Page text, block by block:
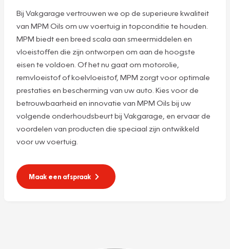
Bij Vakgarage vertrouwen we op de superieure kwaliteit
van MPM Oils om uw voertuig in topconditie te houden.
MPM biedt een breed scala aan smeermiddelen en
vloeistoffen die zijn ontworpen om aan de hoogste
eisen te voldoen. Of het nu gaat om motorolie,
remvloeistof of koelvloeistof, MPM zorgt voor optimale
prestaties en bescherming van uw auto. Kies voor de
betrouwbaarheid en innovatie van MPM Oils bij uw
volgende onderhoudsbeurt bij Vakgarage, en ervaar de
voordelen van producten die speciaal zijn ontwikkeld
voor uw voertuig.
Maak een afspraak